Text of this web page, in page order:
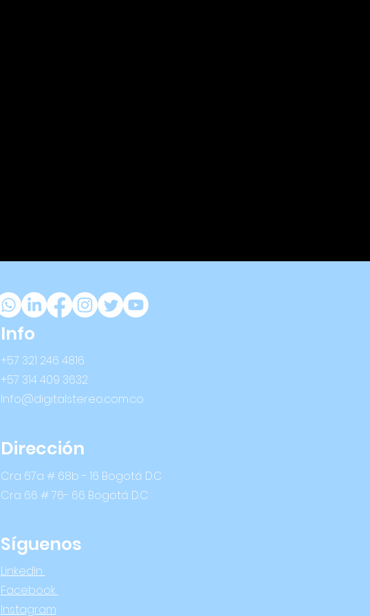
Info
+57 321 246 4816
+57 314 409 3632
Info@digitalstereo.com.co
Dirección
Cra 67a # 68b - 16 Bogotá D.C
Cra 66 # 76- 66 Bogotá D.C
Síguenos
LinkedIn
Facebook
Instagram